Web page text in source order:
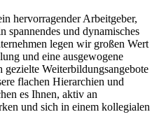
hervorragender Arbeitgeber,
spannendes und dynamisches
legen wir großen Wert
und eine ausgewogene
Weiterbildungsangebote
flachen Hierarchien und
es Ihnen, aktiv an
und sich in einem kollegialen